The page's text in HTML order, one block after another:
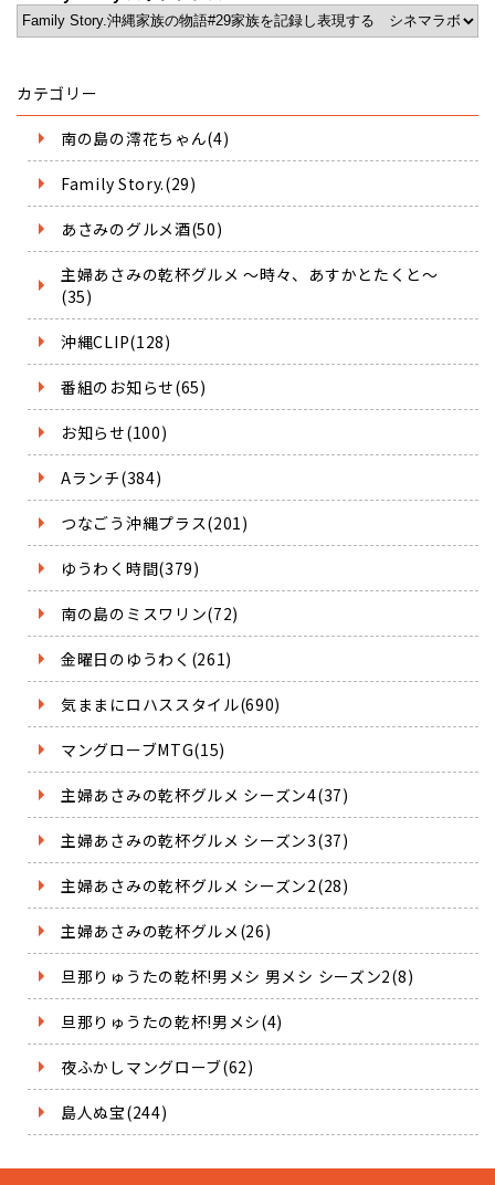
カテゴリー
南の島の澪花ちゃん(4)
Family Story.(29)
あさみのグルメ酒(50)
主婦あさみの乾杯グルメ ～時々、あすかとたくと～
(35)
沖縄CLIP(128)
番組のお知らせ(65)
お知らせ(100)
Aランチ(384)
つなごう沖縄プラス(201)
ゆうわく時間(379)
南の島のミスワリン(72)
金曜日のゆうわく(261)
気ままにロハススタイル(690)
マングローブMTG(15)
主婦あさみの乾杯グルメ シーズン4(37)
主婦あさみの乾杯グルメ シーズン3(37)
主婦あさみの乾杯グルメ シーズン2(28)
主婦あさみの乾杯グルメ(26)
旦那りゅうたの乾杯!男メシ 男メシ シーズン2(8)
旦那りゅうたの乾杯!男メシ(4)
夜ふかしマングローブ(62)
島人ぬ宝(244)